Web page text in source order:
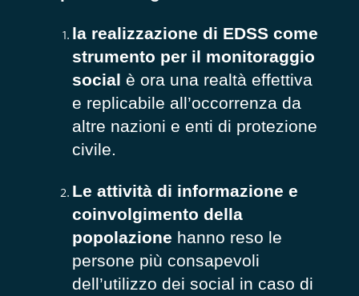
la realizzazione di EDSS come
strumento per il monitoraggio
social è ora una realtà effettiva
e replicabile all’occorrenza da
altre nazioni e enti di protezione
civile.
Le attività di informazione e
coinvolgimento della
popolazione hanno reso le
persone più consapevoli
dell’utilizzo dei social in caso di